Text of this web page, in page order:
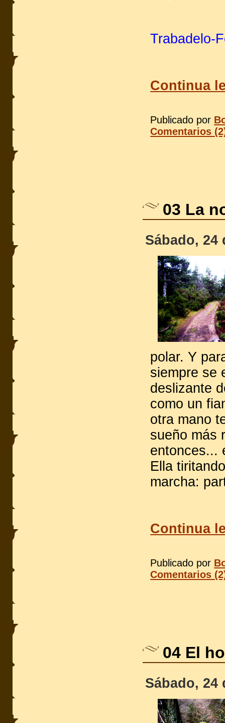
Trabadelo-
Continua
Publicado por
Comentarios
03 La
Sábado, 24
polar. Y
siempre se
deslizante
como un
otra mano
sueño más
entonces...
Ella
marcha:
Continua
Publicado por
Comentarios
04 El
Sábado, 24